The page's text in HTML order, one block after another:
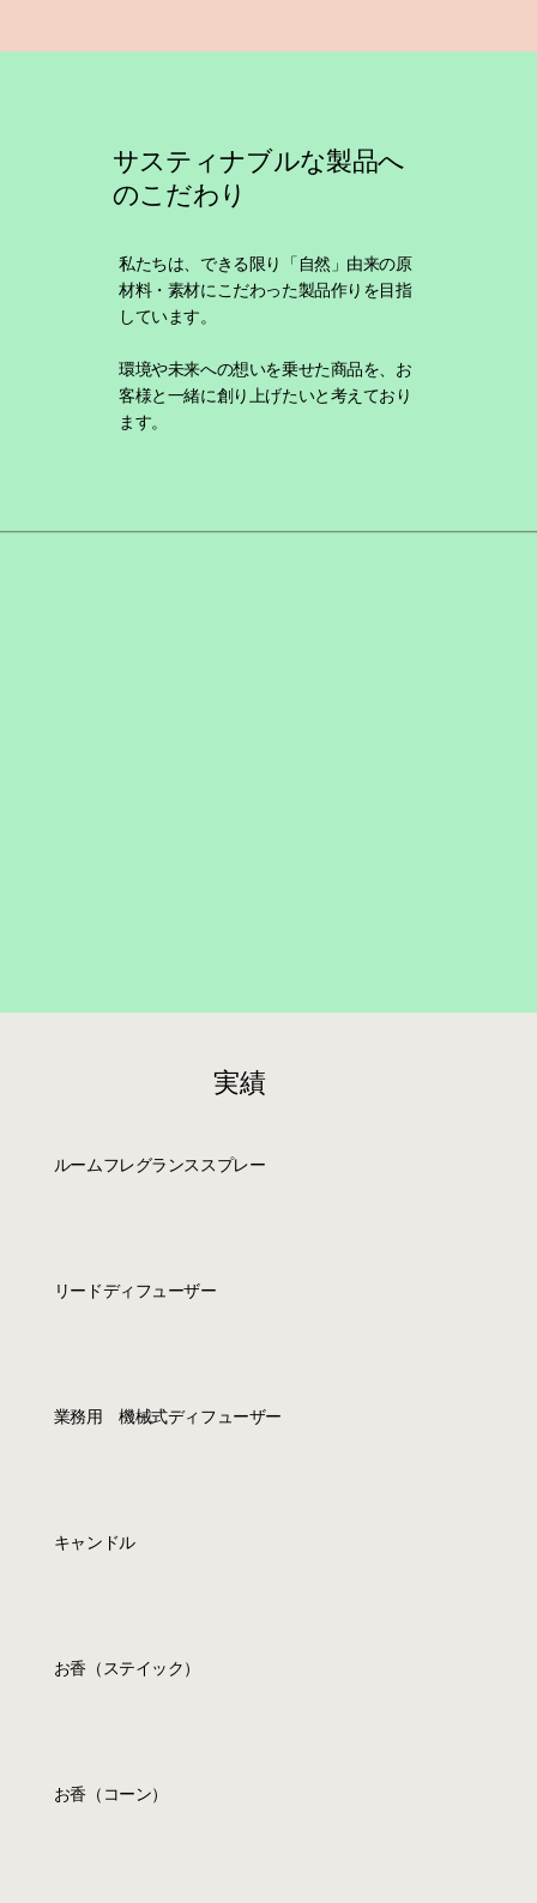
サスティナブルな製品へ
のこだわり
私たちは、できる限り「自然」由来の原
材料・素材にこだわった製品作りを目指
しています。
環境や未来への想いを乗せた商品を、お
客様と一緒に創り上げたいと考えており
ます。
​実績
ルームフレグランススプレー
リードディフューザー
業務用 機械式ディフューザー
キャンドル
お香（ステイック）
お香（コーン）